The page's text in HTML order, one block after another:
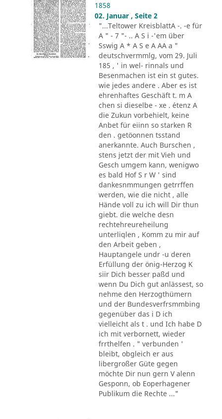
1858
02. Januar , Seite 2
"...Teltower KreisblattA -. -e für
A " - 7 "- .. A S i -'em über
Sswig A * A S e A AA a "
deutschvermmlg, vom 29. Juli
185 , ' in wel- rinnals und
Besenmachen ist ein st gutes.
wie jedes andere . Aber es ist
ehrenhaftes Geschäft t. m A
chen si dieselbe - xe . ´etenz A
die Zukun vorbehielt, keine
Anbet für eiinn so starken R
den . getöonnen tsstand
anerkannte. Auch Burschen ,
stens jetzt der mit Vieh und
Gesch umgem kann, wenigwo
es bald Hof S r W ' sind
dankesnmmungen getrrffen
werden, wie die nicht , alle
Hände voll zu ich will Dir thun
giebt. die welche desn
rechtehreureheilung
unterliqlen , Komm zu mir auf
den Arbeit geben ,
Hauptangele undr -u deren
Erfüllung der önig-Herzog K
siir Dich besser paßd und
wenn Du Dich gut anlässest, so
nehme den Herzogthümern
und der Bundesverfrsmmbing
gegenüber das i D ich
vielleicht als t . und Ich habe D
ich mit verbornett, wieder
frrthelfen . " verbunden '
bleibt, obgleich er aus
libergroßer Güte gegen
möchte Dir nun gern V alenn
Gesponn, ob Eoperhagener
Publikum die Rechte ..."